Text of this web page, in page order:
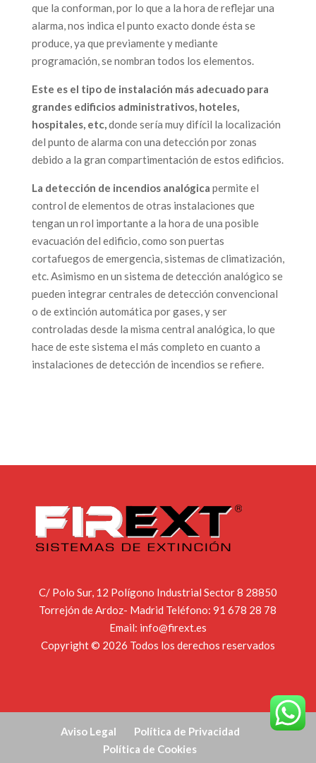
que la conforman, por lo que a la hora de reflejar una
alarma, nos indica el punto exacto donde ésta se
produce, ya que previamente y mediante
programación, se nombran todos los elementos.
Este es el tipo de instalación más adecuado para
grandes edificios administrativos, hoteles,
hospitales, etc,donde sería muy difícil la localización
del punto de alarma con una detección por zonas
debido a la gran compartimentación de estos edificios.
La detección de incendios analógica permite el
control de elementos de otras instalaciones que
tengan un rol importante a la hora de una posible
evacuación del edificio, como son puertas
cortafuegos de emergencia, sistemas de climatización,
etc. Asimismo en un sistema de detección analógico se
pueden integrar centrales de detección convencional
o de extinción automática por gases, y ser
controladas desde la misma central analógica, lo que
hace de este sistema el más completo en cuanto a
instalaciones de detección de incendios se refiere.
C/ Polo Sur, 12 Polígono Industrial Sector 8 28850
Torrejón de Ardoz- Madrid Teléfono:91 678 28 78
Email: info@firext.es
Copyright © 2026 Todos los derechos reservados
Aviso Legal
Política de Privacidad
Política de Cookies